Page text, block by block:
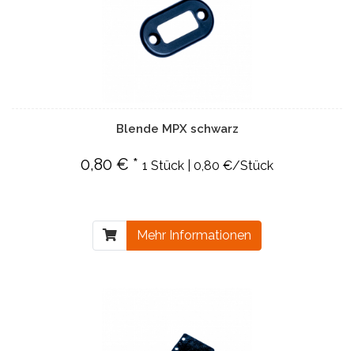
Blende MPX schwarz
0,80 € * 1 Stück | 0,80 €/Stück
Mehr Informationen